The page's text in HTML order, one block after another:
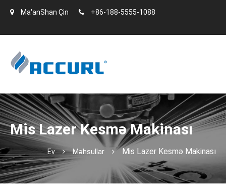
Ma'anShan Çin +86-188-5555-1088
Mis Lazer Kesmə Makinası
Ev Məhsullar Mis Lazer Kesmə Makinası